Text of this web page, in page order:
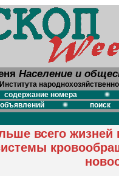
Население и
содержание номера
поиск
всего жизней